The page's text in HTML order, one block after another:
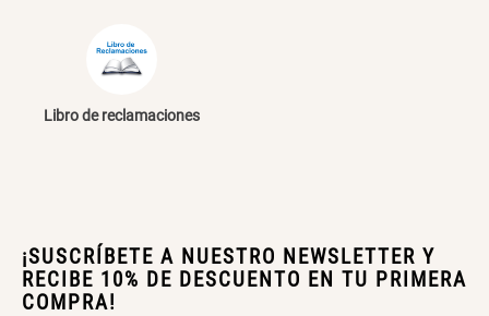
ENVIAR COMENTARIO
Libro de reclamaciones
¡SUSCRÍBETE A NUESTRO NEWSLETTER Y
RECIBE 10% DE DESCUENTO EN TU PRIMERA
COMPRA!